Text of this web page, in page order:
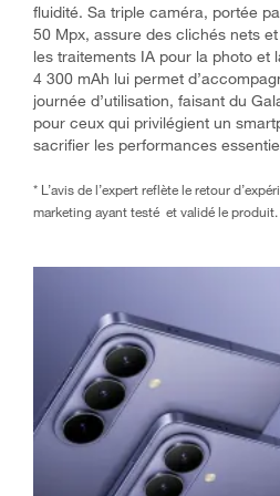
fluidité. Sa triple caméra, portée
50 Mpx, assure des clichés nets
les traitements IA pour la photo et
4 300 mAh lui permet
journée d’utilisation, faisant du
pour ceux qui privilégient un
sacrifier les performances
* L’avis de l’expert reflète le retour
marketing ayant testé et validé le produit.